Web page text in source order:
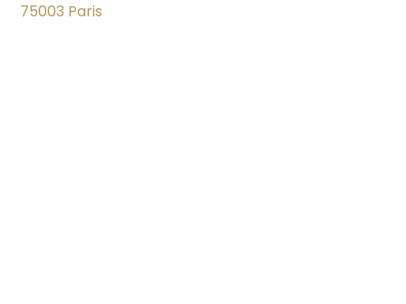
75003 Paris